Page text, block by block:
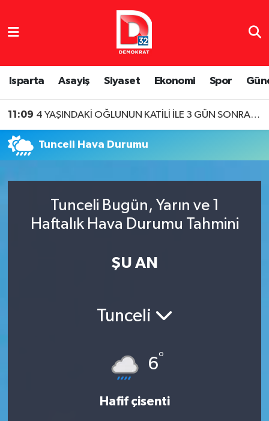
Isparta Asayiş Siyaset Ekonomi Spor
11:09 4 YAŞINDAKİ OĞLUNUN KATİLİ İLE 3 GÜN SONRA EVLENDİ
Tunceli Hava Durumu
Tunceli Bugün, Yarın ve 1
Haftalık Hava Durumu Tahmini
ŞU AN
Tunceli
6°
Hafif çisenti
Isparta Nöbetçi Eczaneler
Isparta Hava Durumu
Isparta Namaz Vakitleri
Tüm Manşetler
Son Dakika Haberleri